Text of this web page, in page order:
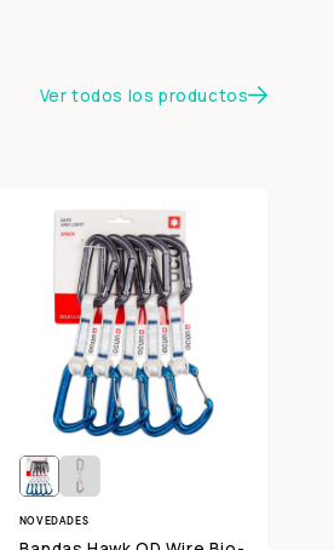
Ver todos los productos
NOVEDADES